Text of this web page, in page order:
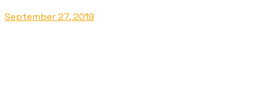
September 27, 2019